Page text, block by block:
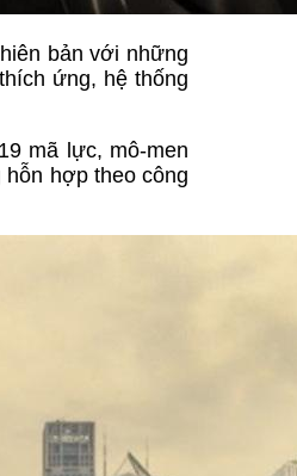
bản với những
ứng, hệ thống
mã lực, mô-men
hợp theo công